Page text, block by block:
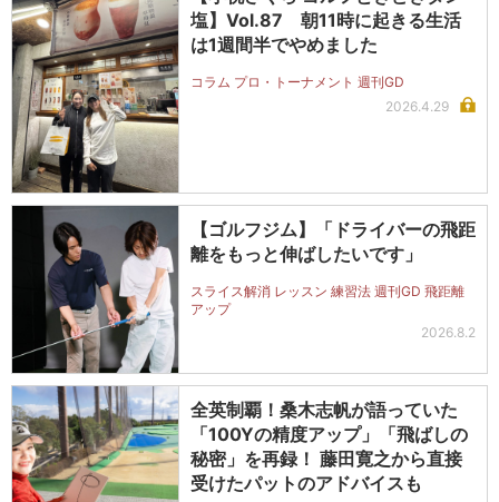
塩】Vol.87 朝11時に起きる生活
は1週間半でやめました
コラム プロ・トーナメント 週刊GD
2026.4.29
【ゴルフジム】「ドライバーの飛距
離をもっと伸ばしたいです」
スライス解消 レッスン 練習法 週刊GD 飛距離
アップ
2026.8.2
全英制覇！桑木志帆が語っていた
「100Yの精度アップ」「飛ばしの
秘密」を再録！ 藤田寛之から直接
受けたパットのアドバイスも